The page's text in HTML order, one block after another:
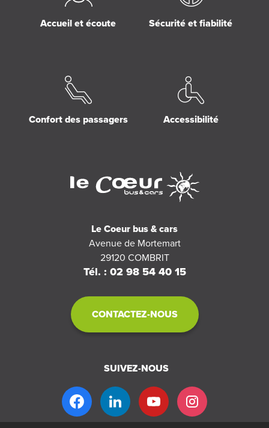
Accueil et écoute Sécurité et fiabilité
Confort des passagers Accessibilité
Le Coeur bus & cars
Avenue de Mortemart
29120 COMBRIT
Tél. : 02 98 54 40 15
CONTACTEZ-NOUS
SUIVEZ-NOUS